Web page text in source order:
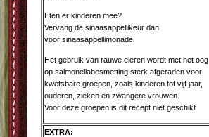
Eten er kinderen mee?
Vervang de sinaasappellikeur dan
voor sinaasappellimonade.
Het gebruik van rauwe eieren wordt met het oog
op salmonellabesmetting sterk afgeraden voor
kwetsbare groepen, zoals kinderen tot vijf jaar,
ouderen, zieken en zwangere vrouwen.
Voor deze groepen is dit recept niet geschikt.
EXTRA: